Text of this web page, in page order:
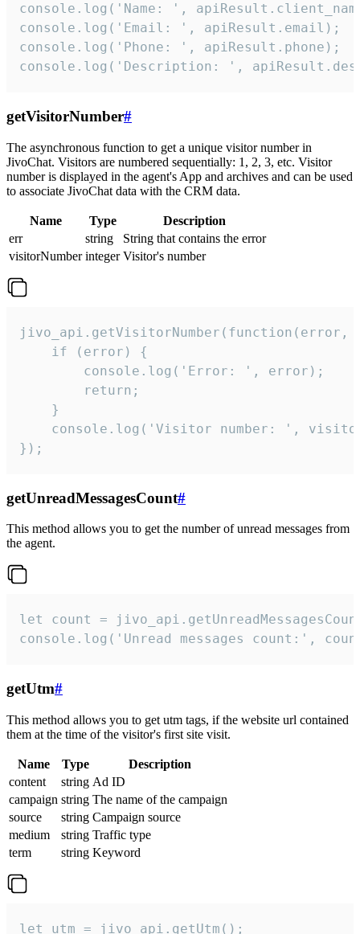
console.log('Name: ',
console.log('Email: ', apiResult.email);
console.log('Phone: ', apiResult.phone);
console.log('Description: ',
getVisitorNumber#
The asynchronous function to get a unique visitor number in
JivoChat. Visitors are numbered sequentially: 1, 2, 3, etc. Visitor
number is displayed in the agent's App and archives and can be used
to associate JivoChat data with the CRM data.
Name Type
Description
err
string
String that contains the error
visitorNumber integer Visitor's number
jivo_api.getVisitorNumber(function(error,
    if (error) {
        console.log('Error: ', error);
        return;
    }
console.log('Visitor number: ',
});
getUnreadMessagesCount#
This method allows you to get the number of unread messages from
the agent.
let count =
console.log('Unread messages count:',
getUtm#
This method allows you to get utm tags, if the website url contained
them at the time of the visitor's first site visit.
Name Type
Description
content
string Ad ID
campaign string The name of the campaign
source
string Campaign source
medium
string Traffic type
term
string Keyword
let utm = jivo_api.getUtm();